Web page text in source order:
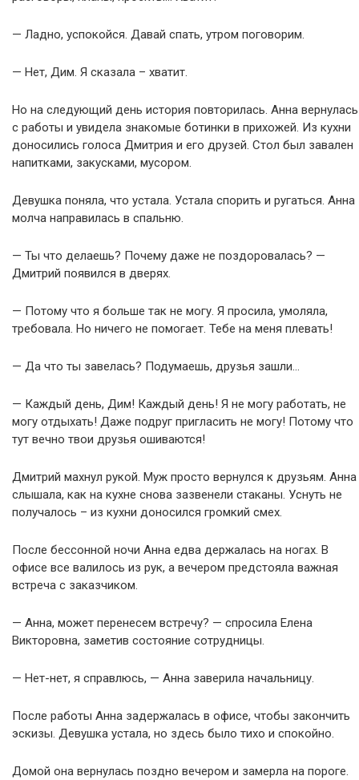
— Ладно, успокойся. Давай спать, утром поговорим.
— Нет, Дим. Я сказала – хватит.
Но на следующий день история повторилась. Анна вернулась
с работы и увидела знакомые ботинки в прихожей. Из кухни
доносились голоса Дмитрия и его друзей. Стол был завален
напитками, закусками, мусором.
Девушка поняла, что устала. Устала спорить и ругаться. Анна
молча направилась в спальню.
— Ты что делаешь? Почему даже не поздоровалась? —
Дмитрий появился в дверях.
— Потому что я больше так не могу. Я просила, умоляла,
требовала. Но ничего не помогает. Тебе на меня плевать!
— Да что ты завелась? Подумаешь, друзья зашли…
— Каждый день, Дим! Каждый день! Я не могу работать, не
могу отдыхать! Даже подруг пригласить не могу! Потому что
тут вечно твои друзья ошиваются!
Дмитрий махнул рукой. Муж просто вернулся к друзьям. Анна
слышала, как на кухне снова зазвенели стаканы. Уснуть не
получалось – из кухни доносился громкий смех.
После бессонной ночи Анна едва держалась на ногах. В
офисе все валилось из рук, а вечером предстояла важная
встреча с заказчиком.
— Анна, может перенесем встречу? — спросила Елена
Викторовна, заметив состояние сотрудницы.
— Нет-нет, я справлюсь, — Анна заверила начальницу.
После работы Анна задержалась в офисе, чтобы закончить
эскизы. Девушка устала, но здесь было тихо и спокойно.
Домой она вернулась поздно вечером и замерла на пороге.